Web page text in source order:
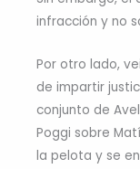
infracción y no
Por otro lado,
de impartir
conjunto de
Poggi sobre
la pelota y se